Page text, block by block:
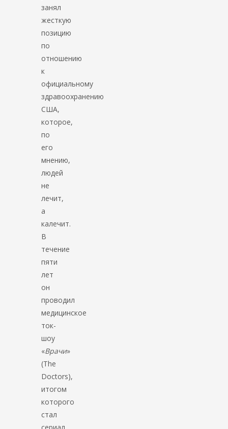
занял
жесткую
позицию
по
отношению
к
официальному
здравоохранению
США,
которое,
по
его
мнению,
людей
не
лечит,
а
калечит.
В
течение
пяти
лет
он
проводил
медицинское
ток-
шоу
«Врачи»
(The
Doctors),
итогом
которого
стал